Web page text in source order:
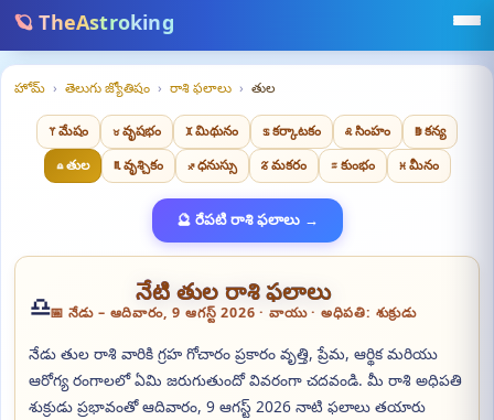
🪐 TheAstroking
హోమ్ › తెలుగు జ్యోతిషం › రాశి ఫలాలు › తుల
♈ మేషం ♉ వృషభం ♊ మిథునం ♋ కర్కాటకం ♌ సింహం
♍ కన్య
♎ తుల
♏ వృశ్చికం ♐ ధనుస్సు ♑ మకరం ♒ కుంభం ♓ మీనం
🔮 రేపటి రాశి ఫలాలు →
♎ నేటి తుల రాశి ఫలాలు
📅 నేడు – ఆదివారం, 9 ఆగస్ట్ 2026 · వాయు · అధిపతి: శుక్రుడు
నేడు తుల రాశి వారికి గ్రహ గోచారం ప్రకారం వృత్తి, ప్రేమ, ఆర్థిక మరియు
ఆరోగ్య రంగాలలో ఏమి జరుగుతుందో వివరంగా చదవండి. మీ రాశి అధిపతి
శుక్రుడు ప్రభావంతో ఆదివారం, 9 ఆగస్ట్ 2026 నాటి ఫలాలు తయారు